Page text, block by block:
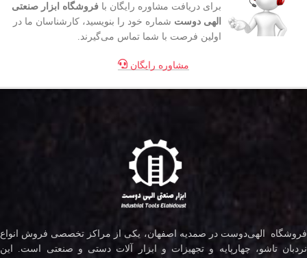
برای دریافت مشاوره رایگان با فروشگاه ابزار صنعتی
الهی دوست شماره خود را بنویسید، کارشناسان ما در
اولین فرصت با شما تماس می‌گیرند.
مشاوره رایگان
فروشگاه الهی‌دوست در صمدیه اصفهان، یکی از مراکز تخصصی فروش انواع
نردبان تاشو، چهارپایه و تجهیزات و ابزار آلات دستی و صنعتی است. این